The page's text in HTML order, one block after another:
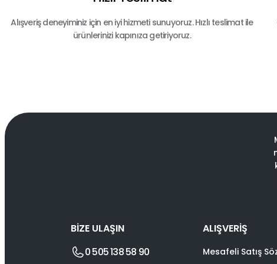
Alışveriş deneyiminiz için en iyi hizmeti sunuyoruz. Hızlı teslimat ile
ürünlerinizi kapınıza getiriyoruz.
BİZE ULAŞIN
0 505 138 58 90
ALIŞVERİŞ
Mesafeli Satış